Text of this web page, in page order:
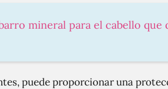
mineral para el cabello que
puede proporcionar una